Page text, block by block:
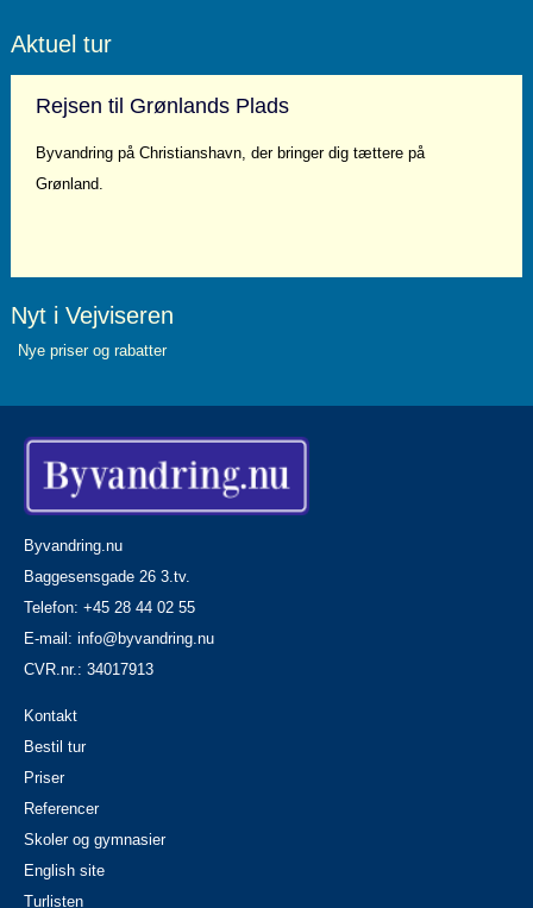
Aktuel tur
Rejsen til Grønlands Plads
Byvandring på Christianshavn, der bringer dig tættere på
Grønland.
Nyt i Vejviseren
Nye priser og rabatter
Byvandring.nu
Baggesensgade 26 3.tv.
Telefon: +45 28 44 02 55
E-mail: info@byvandring.nu
CVR.nr.: 34017913
Kontakt
Bestil tur
Priser
Referencer
Skoler og gymnasier
English site
Turlisten